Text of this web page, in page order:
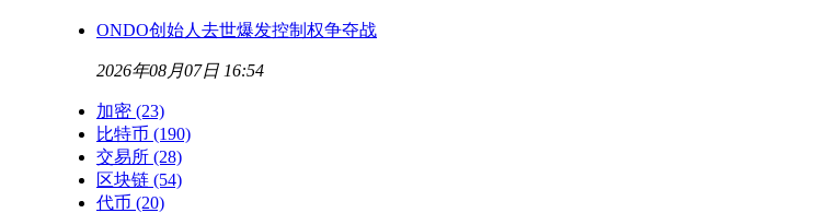
ONDO创始人去世爆发控制权争夺战
2026年08月07日 16:54
加密 (23)
比特币 (190)
交易所 (28)
区块链 (54)
代币 (20)